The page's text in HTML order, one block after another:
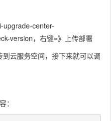
center-
version，右键=》上传部署
云服务空间，接下来就可以调